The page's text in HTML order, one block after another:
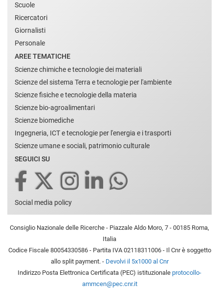
Scuole
Ricercatori
Giornalisti
Personale
AREE TEMATICHE
Scienze chimiche e tecnologie dei materiali
Scienze del sistema Terra e tecnologie per l'ambiente
Scienze fisiche e tecnologie della materia
Scienze bio-agroalimentari
Scienze biomediche
Ingegneria, ICT e tecnologie per l'energia e i trasporti
Scienze umane e sociali, patrimonio culturale
SEGUICI SU
Social media policy
Consiglio Nazionale delle Ricerche - Piazzale Aldo Moro, 7 - 00185 Roma,
Italia
Codice Fiscale 80054330586 - Partita IVA 02118311006 - Il Cnr è soggetto
allo split payment. - Devolvi il 5x1000 al Cnr
Indirizzo Posta Elettronica Certificata (PEC) istituzionale protocollo-
ammcen@pec.cnr.it